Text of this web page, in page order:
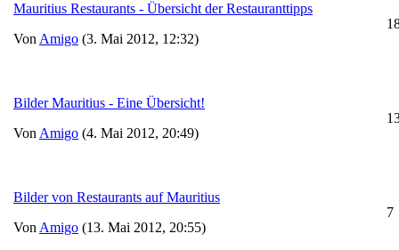
Mauritius Restaurants - Übersicht der Restauranttipps
Von Amigo (3. Mai 2012, 12:32)
Bilder Mauritius - Eine Übersicht!
Von Amigo (4. Mai 2012, 20:49)
Bilder von Restaurants auf Mauritius
Von Amigo (13. Mai 2012, 20:55)
7